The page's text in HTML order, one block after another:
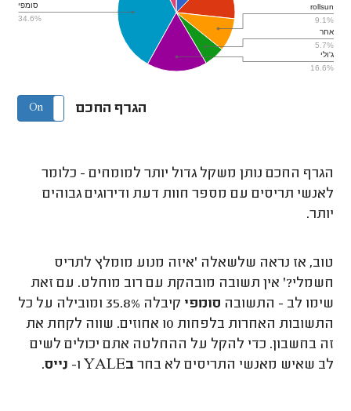
rollsun
9.1%
אחר
5.7%
ג'ולי
16.6%
סומפי
34.6%
הגרף החכם On Off
הגרף החכם נותן משקל גדול יותר למומחים - כלומר
לאנשי תריסים עם מספר חוות דעת ודירוגים גבוהים
יותר.
טוב, אז נראה שלשאלה 'איזה מנוע מומלץ לתריס
חשמלי?' אין תשובה מובהקת עם רוב מוחלט. עם זאת
שימו לב - התשובה סומפי
קיבלה 35.8% ומובילה על כל
התשובות האחרות בלפחות 10 אחוזים. שווה לקחת את
זה בחשבון. כדי להקל על ההחלטה אתם יכולים לשים
לב שאיש מאנשי התריסים לא בחר בYALE ו- נייס.